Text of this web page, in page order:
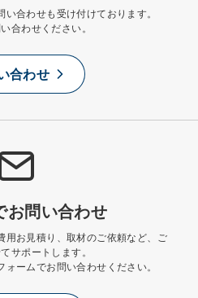
合わせも受け付けております。
合わせください。
合わせ
お問い合わせ
お見積り、取材のご依頼など、
ご
サポートします。
ームでお問い合わせください。